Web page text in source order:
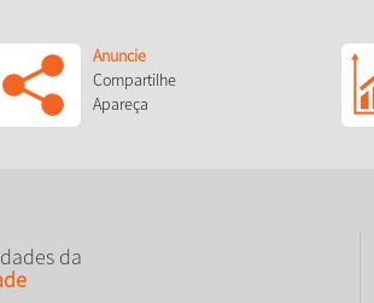
Anuncie
Compartilhe
Apareça
da